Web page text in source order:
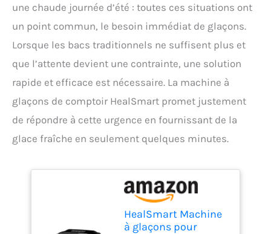
une chaude journée d’été : toutes ces situations ont
un point commun, le besoin immédiat de glaçons.
Lorsque les bacs traditionnels ne suffisent plus et
que l’attente devient une contrainte, une solution
rapide et efficace est nécessaire. La machine à
glaçons de comptoir HealSmart promet justement
de répondre à cette urgence en fournissant de la
glace fraîche en seulement quelques minutes.
HealSmart Machine
à glaçons pour